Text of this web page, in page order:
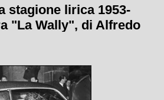
stagione lirica 1953-
"La Wally", di Alfredo
Pavlova